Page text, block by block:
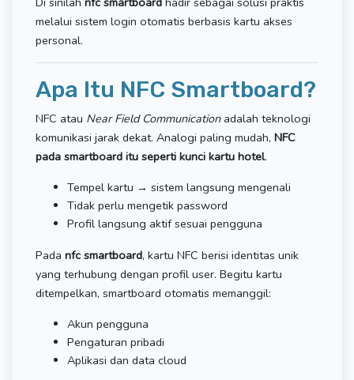
melalui sistem login otomatis berbasis kartu akses
personal.
Apa Itu NFC Smartboard?
NFC atau Near Field Communicationadalah teknologi
komunikasi jarak dekat. Analogi paling mudah, NFC
pada smartboard itu seperti kunci kartu hotel.
Tempel kartu → sistem langsung mengenali
Tidak perlu mengetik password
Profil langsung aktif sesuai pengguna
Pada nfc smartboard, kartu NFC berisi identitas unik
yang terhubung dengan profil user. Begitu kartu
ditempelkan, smartboard otomatis memanggil:
Akun pengguna
Pengaturan pribadi
Aplikasi dan data cloud